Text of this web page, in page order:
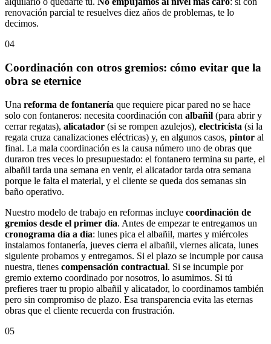
renovación parcial te resuelves diez años de problemas, te lo
decimos.
04
Coordinación con otros gremios: cómo evitar que la
obra se eternice
Una reforma de fontanería que requiere picar pared no se hace
solo con fontaneros: necesita coordinación con albañil (para abrir y
cerrar regatas), alicatador (si se rompen azulejos), electricista (si la
regata cruza canalizaciones eléctricas) y, en algunos casos, pintor al
final. La mala coordinación es la causa número uno de obras que
duraron tres veces lo presupuestado: el fontanero termina su parte, el
albañil tarda una semana en venir, el alicatador tarda otra semana
porque le falta el material, y el cliente se queda dos semanas sin
baño operativo.
Nuestro modelo de trabajo en reformas incluye coordinación de
gremios desde el primer día. Antes de empezar te entregamos un
cronograma día a día: lunes pica el albañil, martes y miércoles
instalamos fontanería, jueves cierra el albañil, viernes alicata, lunes
siguiente probamos y entregamos. Si el plazo se incumple por causa
nuestra, tienes compensación contractual. Si se incumple por
gremio externo coordinado por nosotros, lo asumimos. Si tú
prefieres traer tu propio albañil y alicatador, lo coordinamos también
pero sin compromiso de plazo. Esa transparencia evita las eternas
obras que el cliente recuerda con frustración.
05